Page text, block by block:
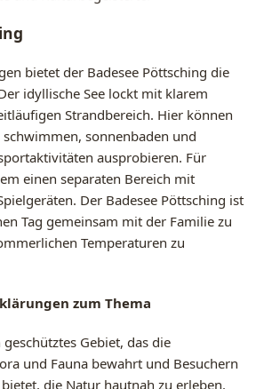
bietet der Badesee Pöttsching die
idyllische See lockt mit klarem
Strandbereich. Hier können
sonnenbaden und
ausprobieren. Für
einen separaten Bereich mit
Der Badesee Pöttsching ist
Tag gemeinsam mit der Familie zu
Temperaturen zu
zum Thema
geschütztes Gebiet, das die
und Fauna bewahrt und Besuchern
die Natur hautnah zu erleben.